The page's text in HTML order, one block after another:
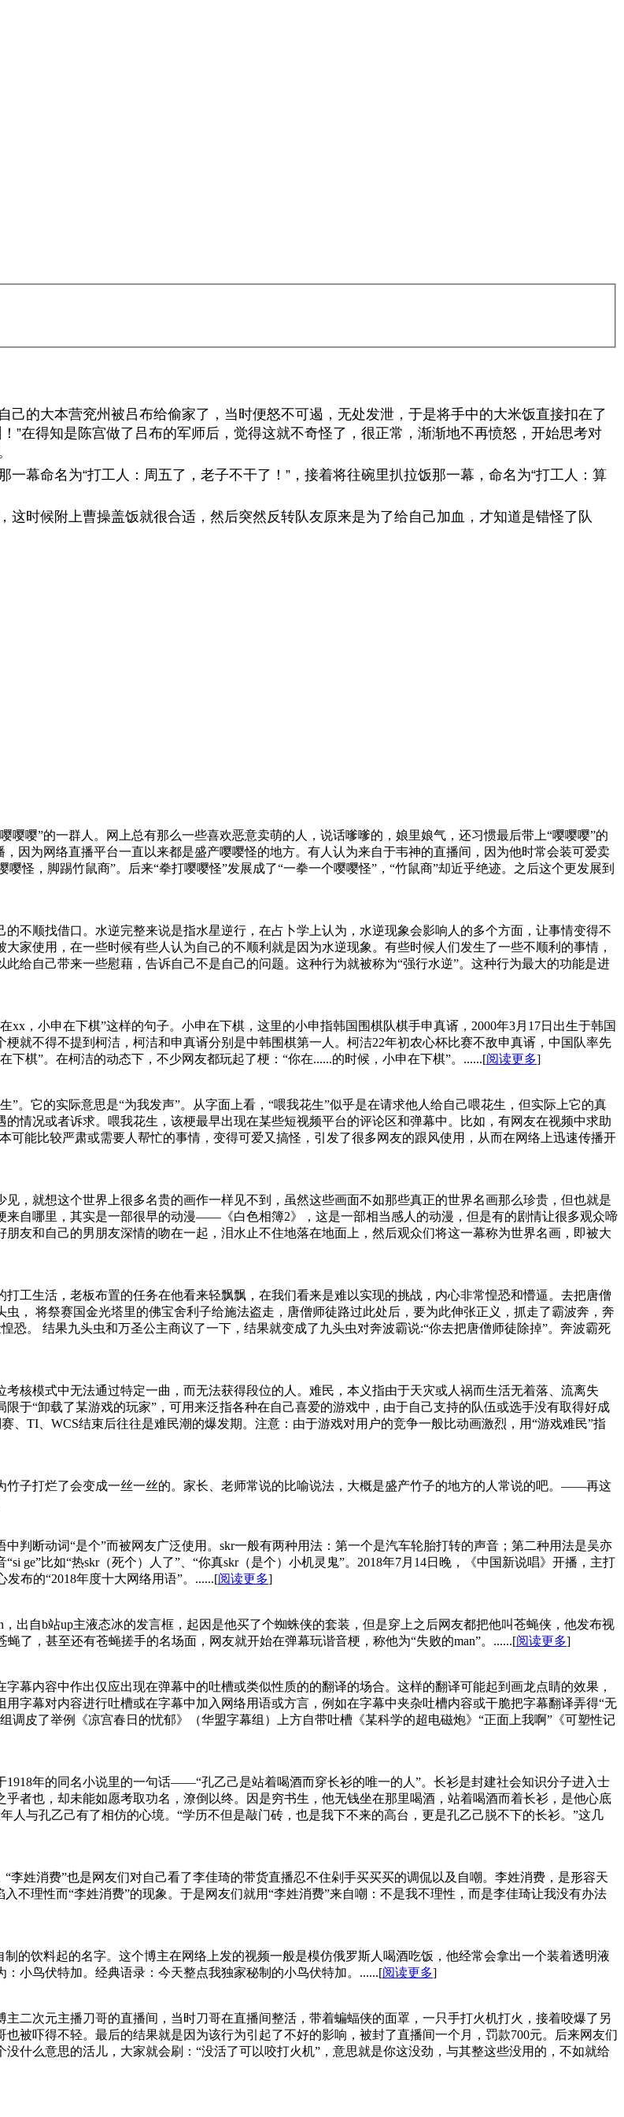
的大本营兖州被吕布给偷家了，当时便怒不可遏，无处发泄，于是将手中的大米饭直接扣在了
”在得知是陈宫做了吕布的军师后，觉得这就不奇怪了，很正常，渐渐地不再愤怒，开始思考对
一幕命名为“打工人：周五了，老子不干了！”，接着将往碗里扒拉饭那一幕，命名为“打工人：算
时候附上曹操盖饭就很合适，然后突然反转队友原来是为了给自己加血，才知道是错怪了队
嘤”的一群人。网上总有那么一些喜欢恶意卖萌的人，说话嗲嗲的，娘里娘气，还习惯最后带上“嘤嘤嘤”的
因为网络直播平台一直以来都是盛产嘤嘤怪的地方。有人认为来自于韦神的直播间，因为他时常会装可爱卖
怪，脚踢竹鼠商”。后来“拳打嘤嘤怪”发展成了“一拳一个嘤嘤怪”，“竹鼠商”却近乎绝迹。之后这个更发展到
不顺找借口。水逆完整来说是指水星逆行，在占卜学上认为，水逆现象会影响人的多个方面，让事情变得不
家使用，在一些时候有些人认为自己的不顺利就是因为水逆现象。有些时候人们发生了一些不顺利的事情，
给自己带来一些慰藉，告诉自己不是自己的问题。这种行为就被称为“强行水逆”。这种行为最大的功能是进
，小申在下棋”这样的句子。小申在下棋，这里的小申指韩国围棋队棋手申真谞，2000年3月17日出生于韩国
就不得不提到柯洁，柯洁和申真谞分别是中韩围棋第一人。柯洁22年初农心杯比赛不敌申真谞，中国队率先
棋”。在柯洁的动态下，不少网友都玩起了梗：“你在......的时候，小申在下棋”。......[阅读更多]
。它的实际意思是“为我发声”。从字面上看，“喂我花生”似乎是在请求他人给自己喂花生，但实际上它的真
情况或者诉求。‌喂我花生，该梗最早出现在某些短视频平台的评论区和弹幕中。比如，有网友在视频中求助
可能比较严肃或需要人帮忙的事情，变得可爱又搞怪，引发了很多网友的跟风使用，从而在网络上迅速传播开
，就想这个世界上很多名贵的画作一样见不到，虽然这些画面不如那些真正的世界名画那么珍贵，但也就是
自哪里，其实是一部很早的动漫——《白色相簿2》，这是一部相当感人的动漫，但是有的剧情让很多观众啼
友和自己的男朋友深情的吻在一起，泪水止不住地落在地面上，然后观众们将这一幕称为世界名画，即被大
工生活，老板布置的任务在他看来轻飘飘，在我们看来是难以实现的挑战，内心非常惶恐和懵逼。去把唐僧
， 将祭赛国金光塔里的佛宝舍利子给施法盗走，唐僧师徒路过此处后，要为此伸张正义，抓走了霸波奔，奔
恐。 结果九头虫和万圣公主商议了一下，结果就变成了九头虫对奔波霸说:“你去把唐僧师徒除掉”​。奔波霸死
核模式中无法通过特定一曲，而无法获得段位的人。难民，本义指由于天灾或人祸而生活无着落、流离失
于“卸载了某游戏的玩家”，可用来泛指各种在自己喜爱的游戏中，由于自己支持的队伍或选手没有取得好成
、TI、WCS结束后往往是难民潮的爆发期。注意：由于游戏对用户的竞争一般比动画激烈，用“游戏难民”指
子打烂了会变成一丝一丝的。家长、老师常说的比喻说法，大概是盛产竹子的地方的人常说的吧。——再这
判断动词“是个”而被网友广泛使用。skr一般有两种用法：第一个是汽车轮胎打转的声音；第二种用法是吴亦
ge”比如“热skr（死个）人了”、“你真skr（是个）小机灵鬼”。2018年7月14日晚，《中国新说唱》开播，主打
布的“2018年度十大网络用语”。......[阅读更多]
，出自b站up主液态冰的发言框，起因是他买了个蜘蛛侠的套装，但是穿上之后网友都把他叫苍蝇侠，他发布视
了，甚至还有苍蝇搓手的名场面，网友就开始在弹幕玩谐音梗，称他为“失败的man”。......[阅读更多]
幕内容中作出仅应出现在弹幕中的吐槽或类似性质的的翻译的场合。这样的翻译可能起到画龙点睛的效果，
字幕对内容进行吐槽或在字幕中加入网络用语或方言，例如在字幕中夹杂吐槽内容或干脆把字幕翻译弄得“无
调皮了举例《凉宫春日的忧郁》（华盟字幕组）上方自带吐槽《某科学的超电磁炮》“正面上我啊”《可塑性记
年的同名小说里的一句话——“孔乙己是站着喝酒而穿长衫的唯一的人”。长衫是封建社会知识分子进入士
者也，却未能如愿考取功名，潦倒以终。因是穷书生，他无钱坐在那里喝酒，站着喝酒而着长衫，是他心底
人与孔乙己有了相仿的心境。“学历不但是敲门砖，也是我下不来的高台，更是孔乙己脱不下的长衫。”这几
李姓消费”也是网友们对自己看了李佳琦的带货直播忍不住剁手买买买的调侃以及自嘲。李姓消费，是形容天
不理性而“李姓消费”的现象。于是网友们就用“李姓消费”来自嘲：不是我不理性，而是李佳琦让我没有办法
的饮料起的名字。这个博主在网络上发的视频一般是模仿俄罗斯人喝酒吃饭，他经常会拿出一个装着透明液
小鸟伏特加。经典语录：今天整点我独家秘制的小鸟伏特加。......[阅读更多]
二次元主播刀哥的直播间，当时刀哥在直播间整活，带着蝙蝠侠的面罩，一只手打火机打火，接着咬爆了另
被吓得不轻。最后的结果就是因为该行为引起了不好的影响，被封了直播间一个月，罚款700元。​后来网友们
什么意思的活儿，大家就会刷：“没活了可以咬打火机”，意思就是你这没劲，与其整这些没用的，不如就给